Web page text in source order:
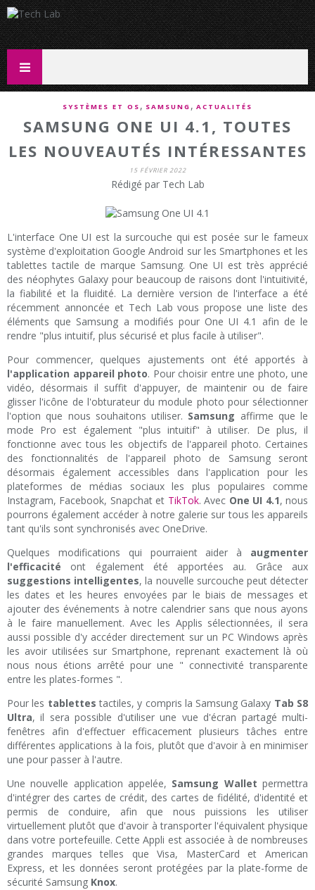
SYSTÈMES ET OS , SAMSUNG , ACTUALITÉS
SAMSUNG ONE UI 4.1, TOUTES
LES NOUVEAUTÉS INTÉRESSANTES
15 FÉVRIER 2022
Rédigé par Tech Lab
L'interface One UI est la surcouche qui est posée sur le fameux
système d'exploitation Google Android sur les Smartphones et les
tablettes tactile de marque Samsung. One UI est très apprécié
des néophytes Galaxy pour beaucoup de raisons dont l'intuitivité,
la fiabilité et la fluidité. La dernière version de l'interface a été
récemment annoncée et Tech Lab vous propose une liste des
éléments que Samsung a modifiés pour One UI 4.1 afin de le
rendre "plus intuitif, plus sécurisé et plus facile à utiliser".
Pour commencer, quelques ajustements ont été apportés à
l'application appareil photo. Pour choisir entre une photo, une
vidéo, désormais il suffit d'appuyer, de maintenir ou de faire
glisser l'icône de l'obturateur du module photo pour sélectionner
l'option que nous souhaitons utiliser. Samsung affirme que le
mode Pro est également "plus intuitif" à utiliser. De plus, il
fonctionne avec tous les objectifs de l'appareil photo. Certaines
des fonctionnalités de l'appareil photo de Samsung seront
désormais également accessibles dans l'application pour les
plateformes de médias sociaux les plus populaires comme
Instagram, Facebook, Snapchat et TikTok. Avec One UI 4.1, nous
pourrons également accéder à notre galerie sur tous les appareils
tant qu'ils sont synchronisés avec OneDrive.
Quelques modifications qui pourraient aider à augmenter
l'efficacité ont également été apportées au. Grâce aux
suggestions intelligentes, la nouvelle surcouche peut détecter
les dates et les heures envoyées par le biais de messages et
ajouter des événements à notre calendrier sans que nous ayons
à le faire manuellement. Avec les Applis sélectionnées, il sera
aussi possible d'y accéder directement sur un PC Windows après
les avoir utilisées sur Smartphone, reprenant exactement là où
nous nous étions arrêté pour une " connectivité transparente
entre les plates-formes ".
Pour les tablettes tactiles, y compris la Samsung Galaxy Tab S8
Ultra, il sera possible d'utiliser une vue d'écran partagé multi-
fenêtres afin d'effectuer efficacement plusieurs tâches entre
différentes applications à la fois, plutôt que d'avoir à en minimiser
une pour passer à l'autre.
Une nouvelle application appelée, Samsung Wallet permettra
d'intégrer des cartes de crédit, des cartes de fidélité, d'identité et
permis de conduire, afin que nous puissions les utiliser
virtuellement plutôt que d'avoir à transporter l'équivalent physique
dans votre portefeuille. Cette Appli est associée à de nombreuses
grandes marques telles que Visa, MasterCard et American
Express, et les données seront protégées par la plate-forme de
sécurité Samsung Knox.